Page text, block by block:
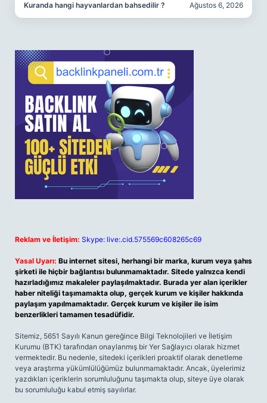
Kuranda hangi hayvanlardan bahsedilir ? Ağustos 6, 2026
Reklam ve İletişim: Skype: live:.cid.575569c608265c69
Yasal Uyarı: Bu internet sitesi, herhangi bir marka, kurum veya şahıs
şirketi ile hiçbir bağlantısı bulunmamaktadır. Sitede yalnızca kendi
hazırladığımız makaleler paylaşılmaktadır. Burada yer alan içerikler
haber niteliği taşımamakta olup, gerçek kurum ve kişiler hakkında
paylaşım yapılmamaktadır. Gerçek kurum ve kişiler ile isim
benzerlikleri tamamen tesadüfidir.
Sitemiz, 5651 Sayılı Kanun gereğince Bilgi Teknolojileri ve İletişim
Kurumu (BTK) tarafından onaylanmış bir Yer Sağlayıcı olarak hizmet
vermektedir. Bu nedenle, sitedeki içerikleri proaktif olarak denetleme
veya araştırma yükümlülüğümüz bulunmamaktadır. Ancak, üyelerimiz
yazdıkları içeriklerin sorumluluğunu taşımakta olup, siteye üye olarak
bu sorumluluğu kabul etmiş sayılırlar.